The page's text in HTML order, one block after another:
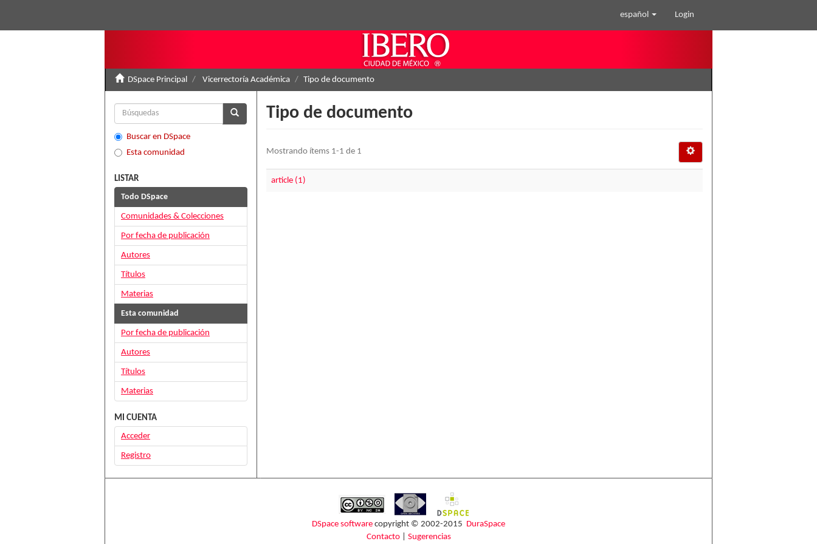
español Login
DSpace Principal Vicerrectoría Académica Tipo de documento
Tipo de documento
Mostrando ítems 1-1 de 1
article (1)
Buscar en DSpace
Esta comunidad
LISTAR
Todo DSpace
Comunidades & Colecciones
Por fecha de publicación
Autores
Títulos
Materias
Esta comunidad
Por fecha de publicación
Autores
Títulos
Materias
MI CUENTA
Acceder
Registro
DSpace software copyright © 2002-2015 DuraSpace
Contacto| Sugerencias